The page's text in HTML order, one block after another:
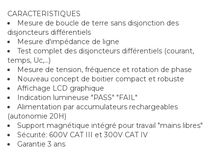
CARACTERISTIQUES
Mesure de boucle de terre sans disjonction des
disjoncteurs différentiels
Mesure d'impédance de ligne
Test complet des disjoncteurs différentiels (courant,
temps, Uc,...)
Mesure de tension, fréquence et rotation de phase
Nouveau concept de boitier compact et robuste
Affichage LCD graphique
Indication lumineuse "PASS" "FAIL"
Alimentation par accumulateurs rechargeables
(autonomie 20H)
Support magnétique intégré pour travail "mains libres"
Sécurité: 600V CAT III et 300V CAT IV
Garantie 3 ans